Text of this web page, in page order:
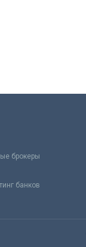
брокеры
банков